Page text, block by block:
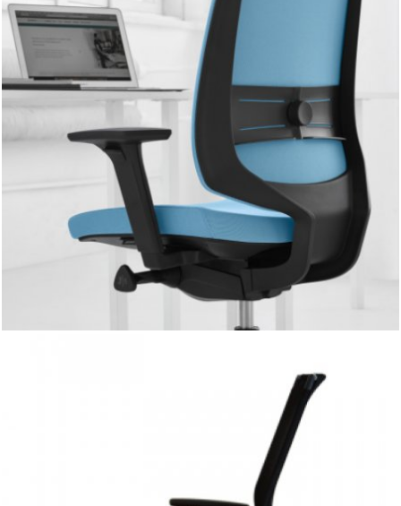
LIGHT UP
Nowe krzesło obrotowe LightUp to kompromis pomiędzy
jakością, ceną, a komfortem siedzenia. Innowacyjne
podparcie lędźwiowe umożliwia regulacje zarówno na
wysokość jak i na głębokość. To gwarantuje pełne
wsparcie dolnego odcinka kręgosłupa. Intuicyjny i prosty w
użytkowaniu mechanizm Synchro lub Synchro Self pozwala
na dynamiczne siedzenie i komfort podczas długich godzin
pracy. Oparcie dostępne jest w dwóch wariantach:
siatkowym i tapicerowanym. Wykończenie krzesła można
dostosować do stylu wnętrza. To idealne rozwiązanie dla
osób poszukujących ergonomicznych krzeseł za rozsądną
cenę. Ze względów środowiskowych LightUp złożony jest z
bardzo małej ilości elementów i w 95% nadaje się do
recyklingu